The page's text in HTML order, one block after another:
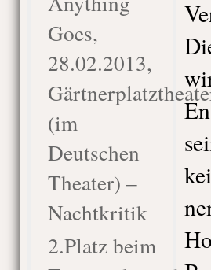
Goes,
28.02.2013,
(im
Deutschen
Theater) –
Nachtkritik
2.Platz beim